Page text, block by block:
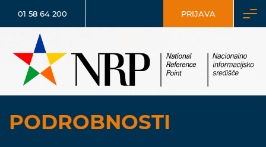
01 58 64 200 PRIJAVA
PODROBNOSTI